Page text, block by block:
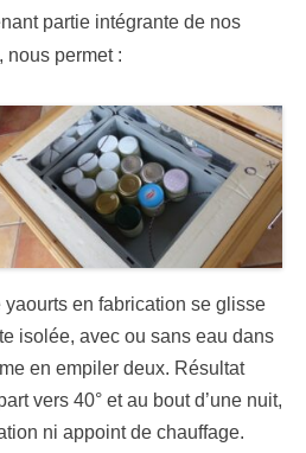
partie intégrante de nos
nous permet :
en fabrication se glisse
isolée, avec ou sans eau dans
en empiler deux. Résultat
vers 40° et au bout d’une nuit,
ni appoint de chauffage.